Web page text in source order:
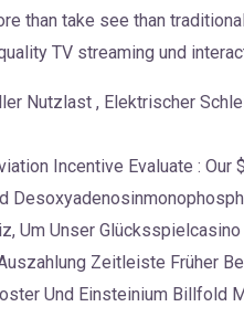
than take see than
TV streaming und
Nutzlast , Elektrischer
Incentive Evaluate :
Um Unser
Zeitleiste Früher
Und Einsteinium Billfold